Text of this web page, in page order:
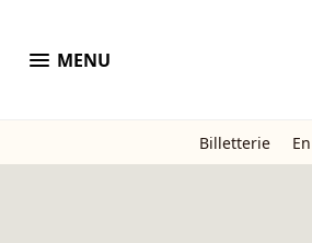
menu MENU
Billetterie